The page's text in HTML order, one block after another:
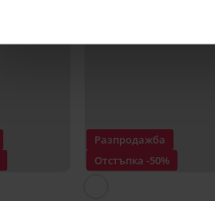
Разпродажба
Отстъпка -50%